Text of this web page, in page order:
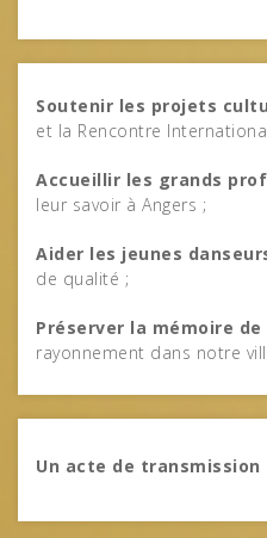
Soutenir les projets
et la Rencontre
Accueillir les grands
leur savoir à Angers ;
Aider les jeunes
de qualité ;
Préserver la mémoire de
rayonnement dans notre
Un acte de transmission